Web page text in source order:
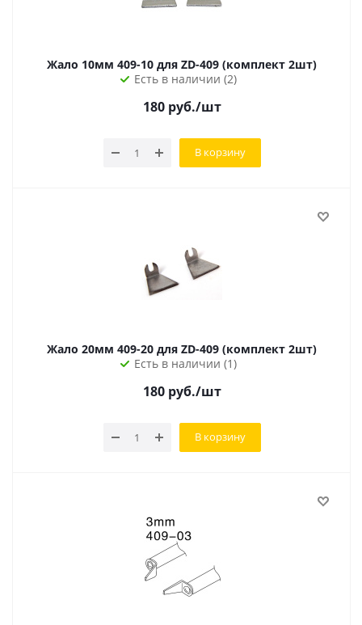
Жало 10мм 409-10 для ZD-409 (комплект 2шт)
Есть в наличии (2)
180руб./шт
В корзину
Жало 20мм 409-20 для ZD-409 (комплект 2шт)
Есть в наличии (1)
180руб./шт
В корзину